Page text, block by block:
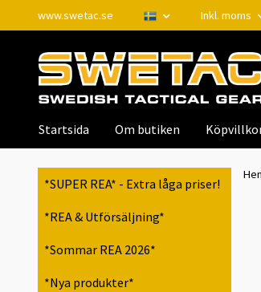
www.swetac.se Inkl. moms
Startsida Om butiken
*SUPER REA* - Extra låga priser!
*REA & Utförsäljning*
*Sommar REA 2026*
*Nya produkter*